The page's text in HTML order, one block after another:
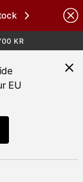
KR
EU